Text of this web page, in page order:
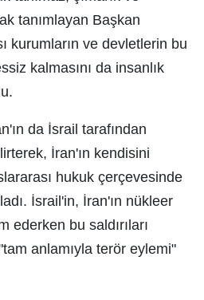
tanımlayan Başkan
kurumların ve devletlerin bu
kalmasını da insanlık
da İsrail tarafından
İran'ın kendisini
hukuk çerçevesinde
İsrail'in, İran'ın nükleer
ederken bu saldırıları
anlamıyla terör eylemi"